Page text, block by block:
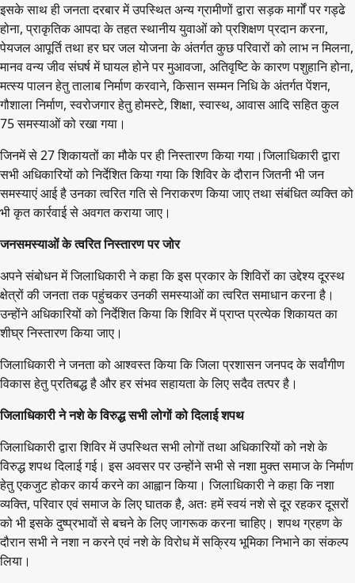
इसके साथ ही जनता दरबार में उपस्थित अन्य ग्रामीणों द्वारा सड़क मार्गों पर गड्ढे
होना, प्राकृतिक आपदा के तहत स्थानीय युवाओं को प्रशिक्षण प्रदान करना,
पेयजल आपूर्ति तथा हर घर जल योजना के अंतर्गत कुछ परिवारों को लाभ न मिलना,
मानव वन्य जीव संघर्ष में घायल होने पर मुआवजा, अतिवृष्टि के कारण पशुहानि होना,
मत्स्य पालन हेतु तालाब निर्माण करवाने, किसान सम्मन निधि के अंतर्गत पेंशन,
गौशाला निर्माण, स्वरोजगार हेतु होमस्टे, शिक्षा, स्वास्थ, आवास आदि सहित कुल
75 समस्याओं को रखा गया।
जिनमें से 27 शिकायतों का मौके पर ही निस्तारण किया गया।जिलाधिकारी द्वारा
सभी अधिकारियों को निर्देशित किया गया कि शिविर के दौरान जितनी भी जन
समस्याएं आई है उनका त्वरित गति से निराकरण किया जाए तथा संबंधित व्यक्ति को
भी कृत कार्रवाई से अवगत कराया जाए।
जनसमस्याओं के त्वरित निस्तारण पर जोर
अपने संबोधन में जिलाधिकारी ने कहा कि इस प्रकार के शिविरों का उद्देश्य दूरस्थ
क्षेत्रों की जनता तक पहुंचकर उनकी समस्याओं का त्वरित समाधान करना है।
उन्होंने अधिकारियों को निर्देशित किया कि शिविर में प्राप्त प्रत्येक शिकायत का
शीघ्र निस्तारण किया जाए।
जिलाधिकारी ने जनता को आश्वस्त किया कि जिला प्रशासन जनपद के सर्वांगीण
विकास हेतु प्रतिबद्ध है और हर संभव सहायता के लिए सदैव तत्पर है।
जिलाधिकारी ने नशे के विरुद्ध सभी लोगों को दिलाई शपथ
जिलाधिकारी द्वारा शिविर में उपस्थित सभी लोगों तथा अधिकारियों को नशे के
विरुद्ध शपथ दिलाई गई। इस अवसर पर उन्होंने सभी से नशा मुक्त समाज के निर्माण
हेतु एकजुट होकर कार्य करने का आह्वान किया। जिलाधिकारी ने कहा कि नशा
व्यक्ति, परिवार एवं समाज के लिए घातक है, अतः हमें स्वयं नशे से दूर रहकर दूसरों
को भी इसके दुष्प्रभावों से बचने के लिए जागरूक करना चाहिए। शपथ ग्रहण के
दौरान सभी ने नशा न करने एवं नशे के विरोध में सक्रिय भूमिका निभाने का संकल्प
लिया।